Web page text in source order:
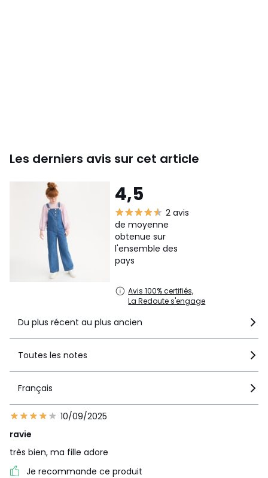
Les derniers avis sur cet article
4,5
2 avis
de moyenne
obtenue sur
l'ensemble des
pays
Avis 100% certifiés,
La Redoute s'engage
Du plus récent au plus ancien
Toutes les notes
Français
10/09/2025
ravie
très bien, ma fille adore
Je recommande ce produit